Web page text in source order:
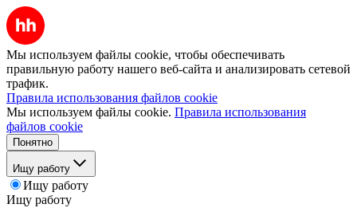
Мы используем файлы cookie, чтобы обеспечивать
правильную работу нашего веб-сайта и анализировать сетевой
трафик.
Правила использования файлов cookie
Мы используем файлы cookie. Правила использования
файлов cookie
Понятно
Ищу работу
Ищу работу
Ищу работу